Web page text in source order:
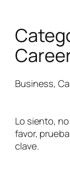
Business,
Lo siento,
favor,
clave.